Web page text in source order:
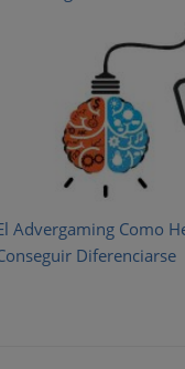
Advergaming Como
Diferenciarse